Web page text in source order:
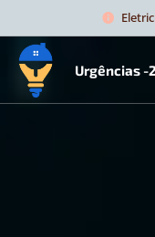
Urgências -